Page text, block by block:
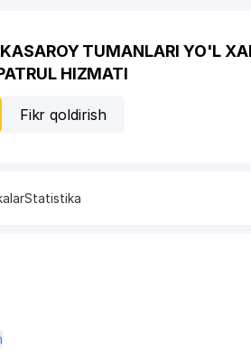
TUMANLARI YO'L
HIZMATI
Fikr qoldirish
Statistika